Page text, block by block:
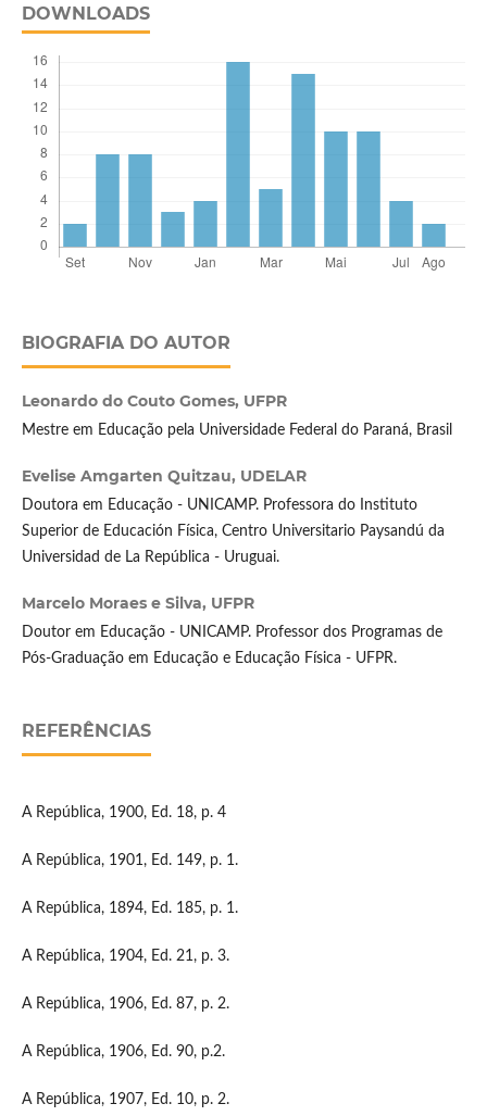
DOWNLOADS
BIOGRAFIA DO AUTOR
Leonardo do Couto Gomes, UFPR
Mestre em Educação pela Universidade Federal do Paraná, Brasil
Evelise Amgarten Quitzau, UDELAR
Doutora em Educação - UNICAMP. Professora do Instituto
Superior de Educación Física, Centro Universitario Paysandú da
Universidad de La República - Uruguai.
Marcelo Moraes e Silva, UFPR
Doutor em Educação - UNICAMP. Professor dos Programas de
Pós-Graduação em Educação e Educação Física - UFPR.
REFERÊNCIAS
A República, 1900, Ed. 18, p. 4
A República, 1901, Ed. 149, p. 1.
A República, 1894, Ed. 185, p. 1.
A República, 1904, Ed. 21, p. 3.
A República, 1906, Ed. 87, p. 2.
A República, 1906, Ed. 90, p.2.
A República, 1907, Ed. 10, p. 2.